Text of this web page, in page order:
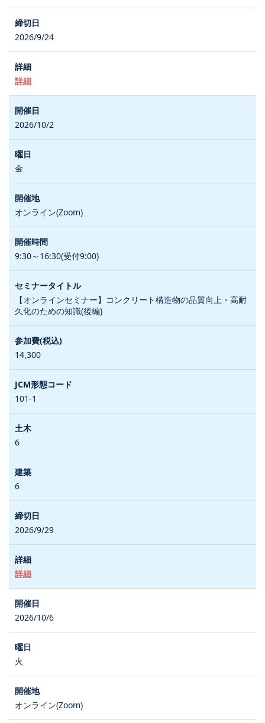
2026/9/24
詳細
2026/10/2
金
オンライン(Zoom)
9:30～16:30(受付9:00)
【オンラインセミナー】コンクリート構造物の品質向上・高耐
久化のための知識(後編)
14,300
101-1
6
6
2026/9/29
詳細
2026/10/6
火
オンライン(Zoom)